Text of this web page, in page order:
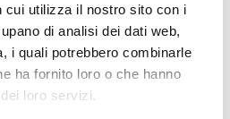
cui utilizza il nostro sito con i
di analisi dei dati web,
i quali potrebbero combinarle
ha fornito loro o che hanno
loro servizi.